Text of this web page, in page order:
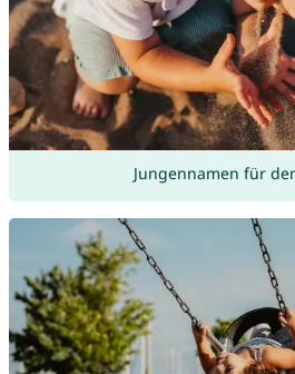
Jungennamen für